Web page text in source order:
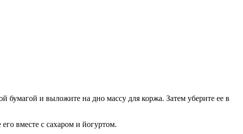
и выложите на дно массу для коржа. Затем уберите ее в
вместе с сахаром и йогуртом.